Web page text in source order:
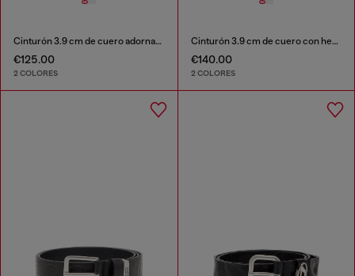
Cinturón 3.9 cm de cuero adornado con una placa con el logotipo
€125.00
2 COLORES
Cinturón 3.9 cm de cuero con hebilla metálica Oval D
€140.00
2 COLORES